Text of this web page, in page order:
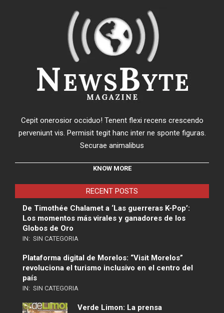
Cepit onerosior occiduo! Tenent flexi recens crescendo
perveniunt vis. Permisit tegit hanc inter ne sponte figuras.
Securae animalibus
KNOW MORE
RECENT POSTS
De Timothée Chalamet a ‘Las guerreras K-Pop’:
Los momentos más virales y ganadores de los
Globos de Oro
IN: SIN CATEGORIA
Plataforma digital de Morelos: “Visit Morelos”
revoluciona el turismo inclusivo en el centro del
país
IN: SIN CATEGORIA
Verde Limon: La prensa